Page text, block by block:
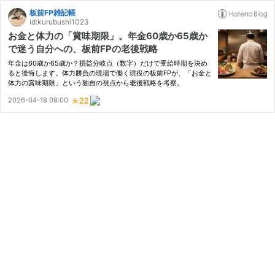
板前FP雑記帳
id:kurubushi1023
お金と体力の「賞味期限」。年金60歳か65歳か
で迷う自分への、板前FPの老後戦略
年金は60歳か65歳か？損益分岐点（数字）だけで受給時期を決め
ると後悔します。体力勝負の現場で働く現役の板前FPが、「お金と
体力の賞味期限」という独自の視点から老後戦略を考察。
2026-04-18 08:00